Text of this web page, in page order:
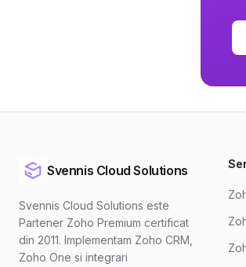
Svennis Cloud Solutions
Svennis Cloud Solutions este
Partener Zoho Premium certificat
din 2011. Implementam Zoho CRM,
Zoho One si integrari